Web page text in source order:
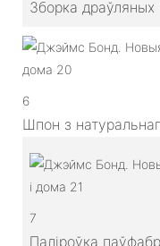
Зборка
6
Шпон з
7
Паліроўка